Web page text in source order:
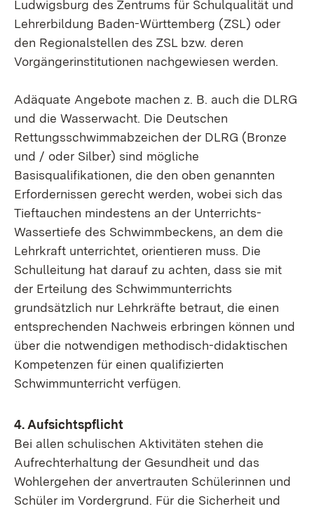
Ludwigsburg des Zentrums für Schulqualität und
Lehrerbildung Baden-Württemberg (ZSL) oder
den Regionalstellen des ZSL bzw. deren
Vorgängerinstitutionen nachgewiesen werden.
Adäquate Angebote machen z. B. auch die DLRG
und die Wasserwacht. Die Deutschen
Rettungsschwimmabzeichen der DLRG (Bronze
und / oder Silber) sind mögliche
Basisqualifikationen, die den oben genannten
Erfordernissen gerecht werden, wobei sich das
Tieftauchen mindestens an der Unterrichts-
Wassertiefe des Schwimmbeckens, an dem die
Lehrkraft unterrichtet, orientieren muss. Die
Schulleitung hat darauf zu achten, dass sie mit
der Erteilung des Schwimmunterrichts
grundsätzlich nur Lehrkräfte betraut, die einen
entsprechenden Nachweis erbringen können und
über die notwendigen methodisch-didaktischen
Kompetenzen für einen qualifizierten
Schwimmunterricht verfügen.
4. Aufsichtspflicht
Bei allen schulischen Aktivitäten stehen die
Aufrechterhaltung der Gesundheit und das
Wohlergehen der anvertrauten Schülerinnen und
Schüler im Vordergrund. Für die Sicherheit und